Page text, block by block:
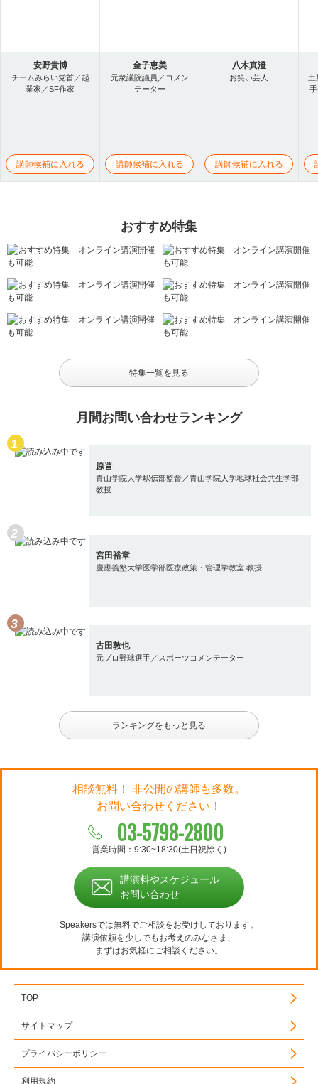
安野貴博
チームみらい党首／起
業家／SF作家
講師候補に入れる
金子恵美
元衆議院議員／コメン
テーター
講師候補に入れる
八木真澄
お笑い芸人
講師候補に入れる
土
おすすめ特集
特集一覧を見る
月間お問い合わせランキング
原晋
青山学院大学駅伝部監督／青山学院大学地球社会共生学部
教授
宮田裕章
慶應義塾大学医学部医療政策・管理学教室 教授
古田敦也
元プロ野球選手／スポーツコメンテーター
ランキングをもっと見る
相談無料！ 非公開の講師も多数。
お問い合わせください！
03-5798-2800
営業時間：9:30~18:30(土日祝除く)
講演料やスケジュール
お問い合わせ
Speakersでは無料でご相談をお受けしております。
講演依頼を少しでもお考えのみなさま、
まずはお気軽にご相談ください。
TOP
サイトマップ
プライバシーポリシー
利用規約